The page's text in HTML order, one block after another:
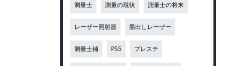
測量士 測量の現状 測量士の将来
レーザー照射器 墨出しレーザー
測量士補 PS5 プレステ